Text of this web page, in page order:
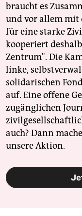
braucht es
und vor allem mit
für eine starke
kooperiert
Zentrum". Die
linke,
solidarischen
auf. Eine offene
zugänglichen
auch? Dann
unsere Aktion.